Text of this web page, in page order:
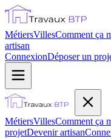
MétiersVillesComment ça
artisan
ConnexionDéposer un
MétiersVillesComment ça
projetDevenir artisan